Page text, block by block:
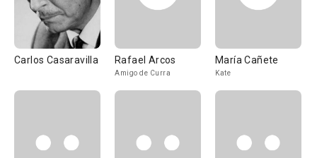
Carlos Casaravilla Rafael Arcos
Amigo de Curra
María Cañete
Kate